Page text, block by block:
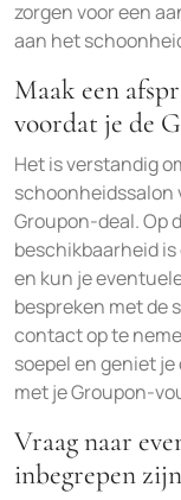
zorgen voor een
aan het
Maak een
voordat je de
Het is verstandig
schoonheidssalon
Groupon-deal. Op
beschikbaarheid
en kun je
bespreken met de
contact op te
soepel en geniet
met je Groupon-
Vraag naar
inbegrepen